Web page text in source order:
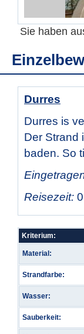
Sie haben
Durres
Durres is
Der Strand
baden. So
Reisezeit:
Kriterium:
Material:
Strandfarbe:
Wasser:
Sauberkeit: